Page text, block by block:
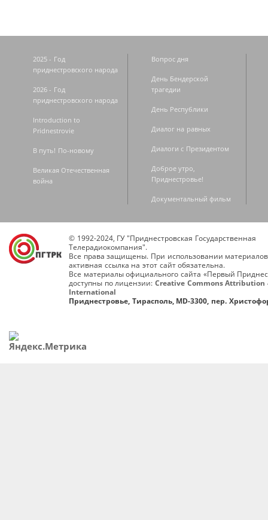
2025 - Год
приднестровского народа
2026 - Год
приднестровского народа
Introduction to
Pridnestrovie
В путь! По-новому
Великая Отечественная
война
Вопрос дня
День Бендерской
трагедии
День Республики
Диалог на равных
Диалоги с Президентом
Доброе утро,
Приднестровье!
Документальный фильм
© 1992-2024, ГУ "Приднестровская Государственная
Телерадиокомпания".
Все права защищены. При использовании
активная ссылка на этот сайт обязательна.
Все материалы официального сайта «Первый
доступны по лицензии: Creative Commons Attribution
International
Приднестровье, Тирасполь, MD-3300, пер.